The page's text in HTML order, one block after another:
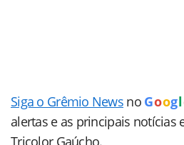
Siga o Grêmio News no Goog l
alertas e as principais notícias
Tricolor Gaúcho.